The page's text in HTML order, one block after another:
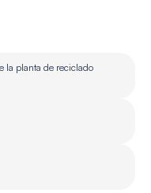
la planta de reciclado